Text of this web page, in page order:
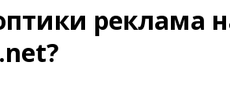
реклама